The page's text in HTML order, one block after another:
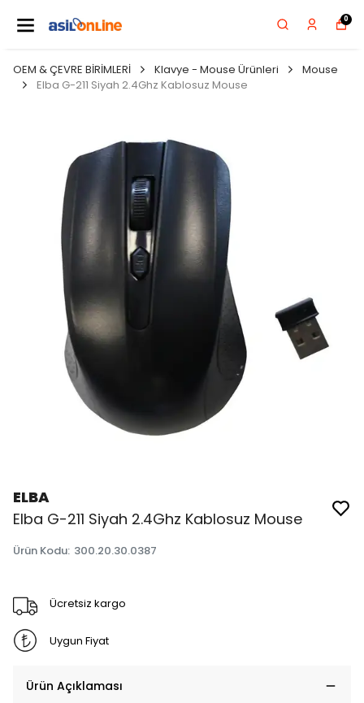
0
OEM & ÇEVRE BİRİMLERİ Klavye - Mouse Ürünleri
Mouse
Elba G-211 Siyah 2.4Ghz Kablosuz Mouse
ELBA
Elba G-211 Siyah 2.4Ghz Kablosuz Mouse
Ürün Kodu: 300.20.30.0387
Ücretsiz kargo
Uygun Fiyat
Ürün Açıklaması